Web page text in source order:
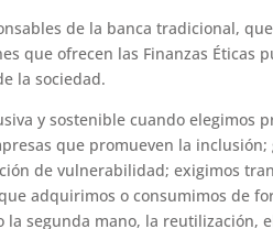
de la banca tradicional,
que ofrecen las Finanzas Éticas
la sociedad.
y sostenible cuando elegimos
que promueven la inclusión;
de vulnerabilidad; exigimos
adquirimos o consumimos de
segunda mano, la reutilización,